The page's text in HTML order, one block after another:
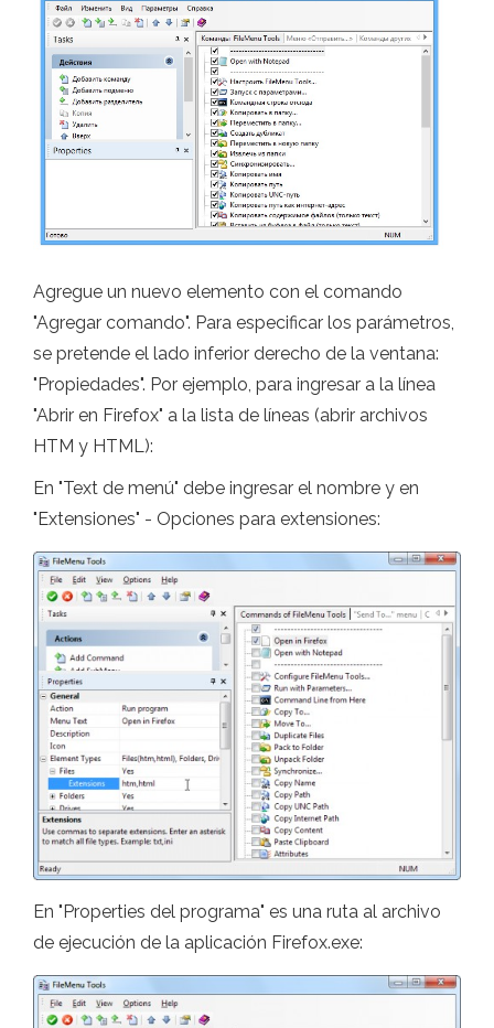
Agregue un nuevo elemento con el comando
"Agregar comando". Para especificar los parámetros,
se pretende el lado inferior derecho de la ventana:
"Propiedades". Por ejemplo, para ingresar a la línea
"Abrir en Firefox" a la lista de líneas (abrir archivos
HTM y HTML):
En "Text de menú" debe ingresar el nombre y en
"Extensiones" - Opciones para extensiones:
En "Properties del programa" es una ruta al archivo
de ejecución de la aplicación Firefox.exe: